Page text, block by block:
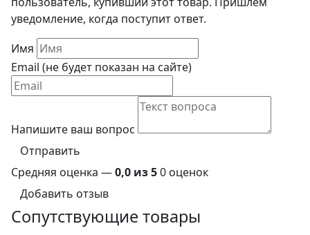
уведомление, когда поступит ответ.
Имя
Email (не будет показан на сайте)
Напишите ваш вопрос
Отправить
Средняя оценка —0,0 из 50 оценок
Добавить отзыв
Сопутствующие товары